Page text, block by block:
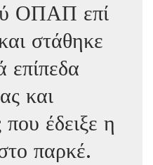
ΟΠΑΠ επί
στάθηκε
επίπεδα
και
έδειξε η
παρκέ.